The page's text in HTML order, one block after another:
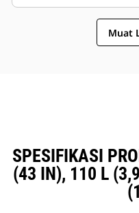
Muat
SPESIFIKASI
(43 IN), 110 L